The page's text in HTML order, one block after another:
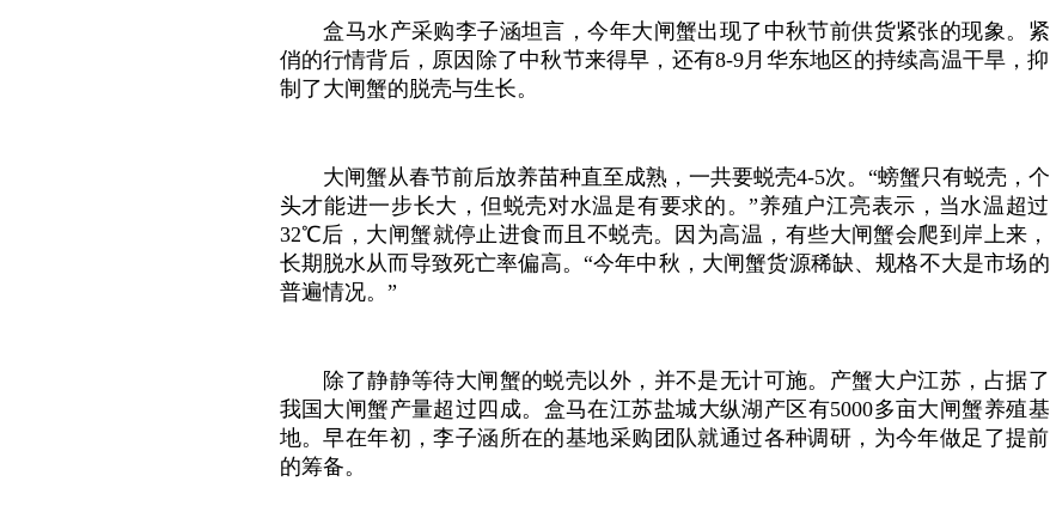
盒马水产采购李子涵坦言，今年大闸蟹出现了中秋节前供货紧张的现象。紧
俏的行情背后，原因除了中秋节来得早，还有8-9月华东地区的持续高温干旱，抑
制了大闸蟹的脱壳与生长。
大闸蟹从春节前后放养苗种直至成熟，一共要蜕壳4-5次。“螃蟹只有蜕壳，个
头才能进一步长大，但蜕壳对水温是有要求的。”养殖户江亮表示，当水温超过
32℃后，大闸蟹就停止进食而且不蜕壳。因为高温，有些大闸蟹会爬到岸上来，
长期脱水从而导致死亡率偏高。“今年中秋，大闸蟹货源稀缺、规格不大是市场的
普遍情况。”
除了静静等待大闸蟹的蜕壳以外，并不是无计可施。产蟹大户江苏，占据了
我国大闸蟹产量超过四成。盒马在江苏盐城大纵湖产区有5000多亩大闸蟹养殖基
地。早在年初，李子涵所在的基地采购团队就通过各种调研，为今年做足了提前
的筹备。